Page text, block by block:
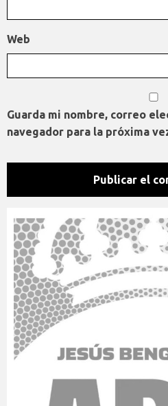
Web
Guarda mi nombre, correo
navegador para la próxima